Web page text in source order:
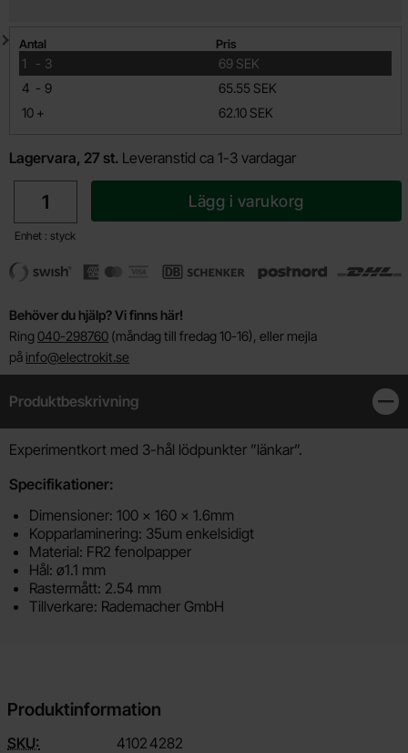
Mängdrabatt
Antal Pris
1 -
till 3
69 SEK
4 -
till 9
65.55 SEK
10 +
till 62.10 SEK
Lagervara, 27 st. Leveranstid ca 1-3 vardagar
Enhet : styck
Lägg i varukorg
Behöver du hjälp? Vi finns här!
Ring 040-298760 (måndag till fredag 10-16), eller mejla
på info@electrokit.se
Produktbeskrivning
Produktbeskrivning
Experimentkort med 3-hål lödpunkter ”länkar”.
Specifikationer:
Dimensioner: 100 x 160 x 1.6mm
Kopparlaminering: 35um enkelsidigt
Material: FR2 fenolpapper
Hål: ø1.1 mm
Rastermått: 2.54 mm
Tillverkare: Rademacher GmbH
Produktinformation
SKU: 4102 4282